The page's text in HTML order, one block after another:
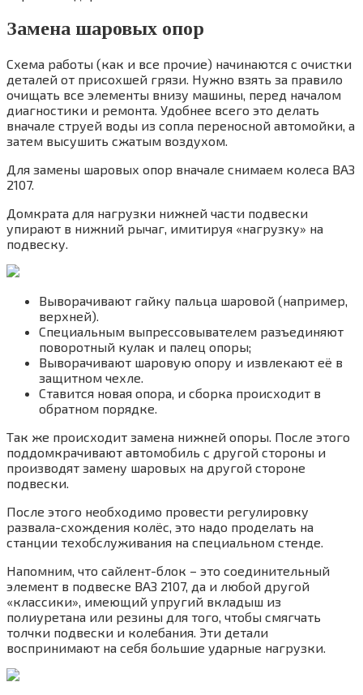
Замена шаровых опор
Схема работы (как и все прочие) начинаются с очистки
деталей от присохшей грязи. Нужно взять за правило
очищать все элементы внизу машины, перед началом
диагностики и ремонта. Удобнее всего это делать
вначале струей воды из сопла переносной автомойки, а
затем высушить сжатым воздухом.
Для замены шаровых опор вначале снимаем колеса ВАЗ
2107.
Домкрата для нагрузки нижней части подвески
упирают в нижний рычаг, имитируя «нагрузку» на
подвеску.
Выворачивают гайку пальца шаровой (например,
верхней).
Специальным выпрессовывателем разъединяют
поворотный кулак и палец опоры;
Выворачивают шаровую опору и извлекают её в
защитном чехле.
Ставится новая опора, и сборка происходит в
обратном порядке.
Так же происходит замена нижней опоры. После этого
поддомкрачивают автомобиль с другой стороны и
производят замену шаровых на другой стороне
подвески.
После этого необходимо провести регулировку
развала-схождения колёс, это надо проделать на
станции техобслуживания на специальном стенде.
Напомним, что сайлент-блок – это соединительный
элемент в подвеске ВАЗ 2107, да и любой другой
«классики», имеющий упругий вкладыш из
полиуретана или резины для того, чтобы смягчать
толчки подвески и колебания. Эти детали
воспринимают на себя большие ударные нагрузки.